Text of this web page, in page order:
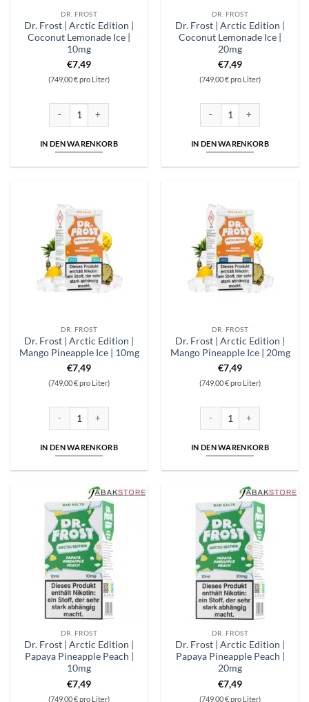
DR. FROST
Dr. Frost | Arctic Edition |
Coconut Lemonade Ice |
10mg
€7,49
(749,00 € pro Liter)
IN DEN WARENKORB
DR. FROST
Dr. Frost | Arctic Edition |
Coconut Lemonade Ice |
20mg
€7,49
(749,00 € pro Liter)
IN DEN WARENKORB
DR. FROST
Dr. Frost | Arctic Edition |
Mango Pineapple Ice | 10mg
€7,49
(749,00 € pro Liter)
IN DEN WARENKORB
DR. FROST
Dr. Frost | Arctic Edition |
Mango Pineapple Ice | 20mg
€7,49
(749,00 € pro Liter)
IN DEN WARENKORB
DR. FROST
Dr. Frost | Arctic Edition |
Papaya Pineapple Peach |
10mg
€7,49
(749,00 € pro Liter)
DR. FROST
Dr. Frost | Arctic Edition |
Papaya Pineapple Peach |
20mg
€7,49
(749,00 € pro Liter)